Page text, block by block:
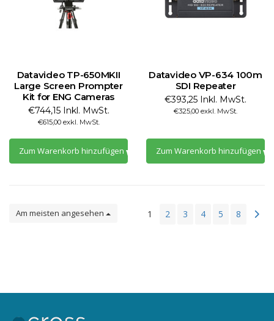
Datavideo TP-650MKII
Large Screen Prompter
Kit for ENG Cameras
€744,15 Inkl. MwSt.
€615,00 exkl. MwSt.
Zum Warenkorb hinzufügen
Datavideo VP-634 100m
SDI Repeater
€393,25 Inkl. MwSt.
€325,00 exkl. MwSt.
Zum Warenkorb hinzufügen
Am meisten angesehen 1 2 3 4 5 8